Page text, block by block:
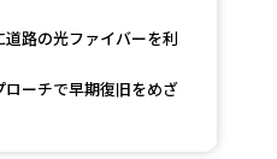
路の光ファイバーを利
ローチで早期復旧をめざ